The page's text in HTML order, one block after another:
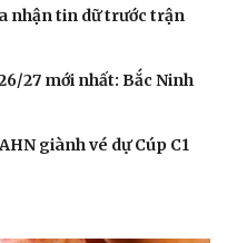
nhận tin dữ trước trận
27 mới nhất: Bắc Ninh
giành vé dự Cúp C1